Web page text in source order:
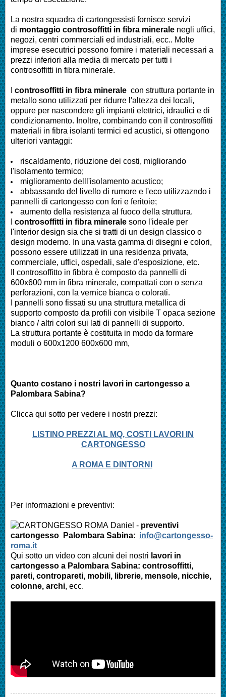
La nostra squadra di cartongessisti fornisce servizi
di montaggio controsoffitti in fibra minerale negli uffici,
negozi, centri commerciali ed industriali, ecc.. Molte
imprese esecutrici possono fornire i materiali necessari a
prezzi inferiori alla media di mercato per tutti i
controsoffitti in fibra minerale.
controsoffitti in fibra minerale con struttura portante in
metallo sono utilizzati per ridurre l'altezza dei locali,
oppure per nascondere gli impianti elettrici, idraulici e di
condizionamento. Inoltre, combinando con il controsoffitti
materiali in fibra isolanti termici ed acustici, si ottengono
ulteriori vantaggi:
riscaldamento, riduzione dei costi, migliorando
l'isolamento termico;
miglioramento delll'isolamento acustico;
abbassando del livello di rumore e l'eco utilizzazndo i
pannelli di cartongesso con fori e feritoie;
aumento della resistenza al fuoco della struttura.
controsoffitti in fibra minerale sono l'ideale per
l'interior design sia che si tratti di un design classico o
design moderno. In una vasta gamma di disegni e colori,
possono essere utilizzati in una residenza privata,
commerciale, uffici, ospedali, sale d'esposizione, etc.
Il controsoffitto in fibbra è composto da pannelli di
600x600 mm in fibra minerale, compattati con o senza
perforazioni, con la vernice bianca o colorati.
I pannelli sono fissati su una struttura metallica di
supporto composto da profili con visibile T opaca sezione
bianco / altri colori sui lati di pannelli di supporto.
La struttura portante è costituita in modo da formare
moduli o 600x1200 600x600 mm,
Quanto costano i nostri lavori in cartongesso a
Palombara Sabina?
Clicca qui sotto per vedere i nostri prezzi:
LISTINO PREZZI AL MQ, COSTI LAVORI IN
CARTONGESSO
A ROMA E DINTORNI
Per informazioni e preventivi:
Daniel - preventivi
cartongesso Palombara Sabina: info@cartongesso-
roma.it
Qui sotto un video con alcuni dei nostri lavori in
cartongesso a Palombara Sabina: controsoffitti,
pareti, contropareti, mobili, librerie, mensole, nicchie,
colonne, archi, ecc.